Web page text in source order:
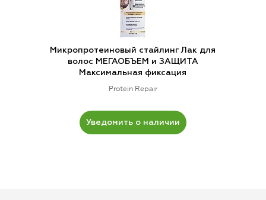
Микропротеиновый стайлинг Лак для
волос МЕГАОБЪЕМ и ЗАЩИТА
Максимальная фиксация
Protein Repair
Уведомить о наличии